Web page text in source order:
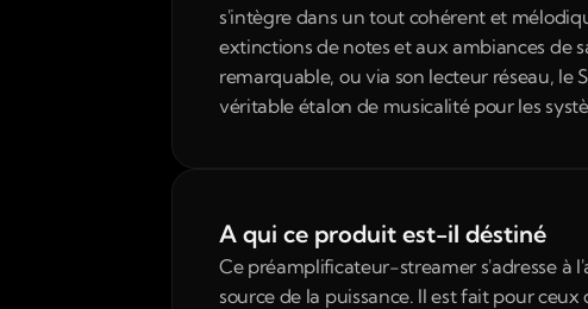
s'intègre dans un tout cohérent et
extinctions de notes et aux ambiances de
remarquable, ou via son lecteur réseau, le
véritable étalon de musicalité pour les
A qui ce produit est-il déstiné
Ce préamplificateur-streamer s'adresse à
source de la puissance. Il est fait pour